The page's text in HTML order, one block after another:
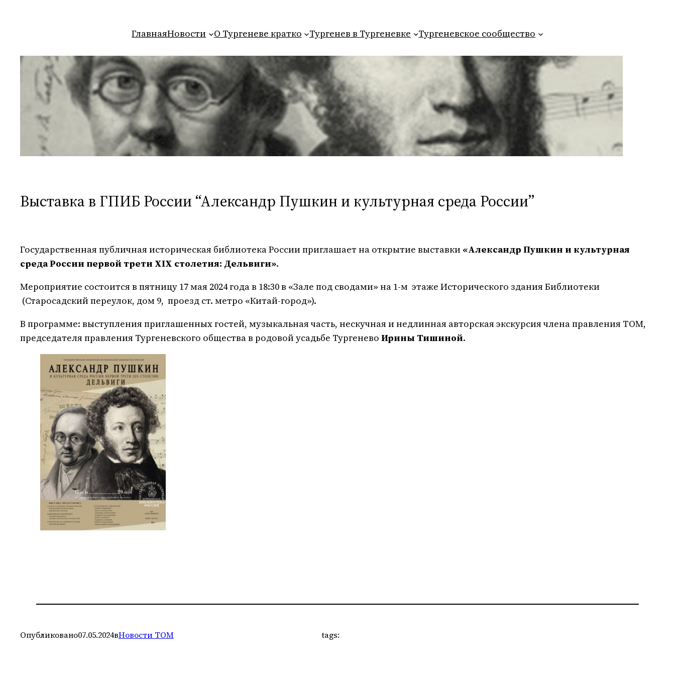
ГлавнаяНовости О Тургеневе кратко Тургенев в Тургеневке Тургеневское сообщество
Выставка в ГПИБ России “Александр Пушкин и культурная среда России”
Государственная публичная историческая библиотека России приглашает на открытие выставки «Александр Пушкин и культурная
среда России первой трети XIX столетия: Дельвиги».
Мероприятие состоится в пятницу 17 мая 2024 года в 18:30 в «Зале под сводами» на 1-м этаже Исторического здания Библиотеки
(Старосадский переулок, дом 9, проезд ст. метро «Китай-город»).
В программе: выступления приглашенных гостей, музыкальная часть, нескучная и недлинная авторская экскурсия члена правления ТОМ,
председателя правления Тургеневского общества в родовой усадьбе Тургенево Ирины Тишиной.
Опубликовано07.05.2024вНовости ТОМ tags: